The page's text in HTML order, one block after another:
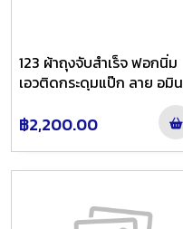
123 ผ้าถุงจับสำเร็จ ฟอกนิ่ม
เอวติดกระดุมแป๊ก ลาย อมิน
ตรา สี เทาย้อมเทาเข้มไล่สี
฿2,200.00